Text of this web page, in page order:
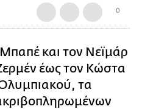
0
Μπαπέ και τον Νεϊμάρ
έως τον Κώστα
τα